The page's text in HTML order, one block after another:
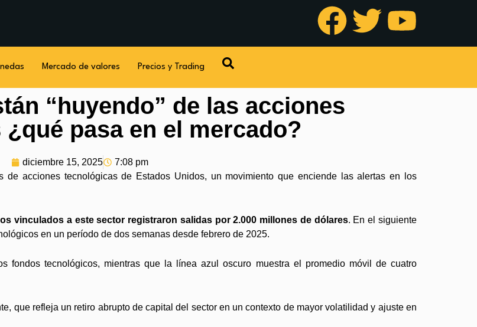
Mercado de valores Precios y Trading
“huyendo” de las acciones
pasa en el mercado?
diciembre 15, 2025
7:08 pm
de acciones tecnológicas de Estados Unidos, un movimiento que enciende las alertas en los
vinculados a este sector registraron salidas por 2.000 millones de dólares. En el siguiente
en un período de dos semanas desde febrero de 2025.
fondos tecnológicos, mientras que la línea azul oscuro muestra el promedio móvil de cuatro
que refleja un retiro abrupto de capital del sector en un contexto de mayor volatilidad y ajuste en